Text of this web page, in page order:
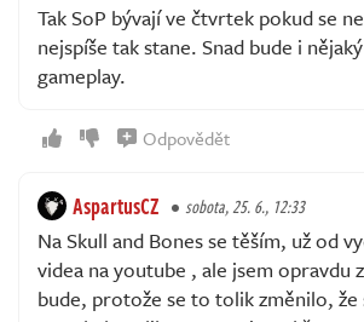
Tak SoP bývají ve čtvrtek pokud se
nejspíše tak stane. Snad bude i
gameplay.
Odpovědět
AspartusCZ sobota, 25. 6., 12:33
Na Skull and Bones se těším, už od
videa na youtube , ale jsem opravdu
bude, protože se to tolik změnilo, že